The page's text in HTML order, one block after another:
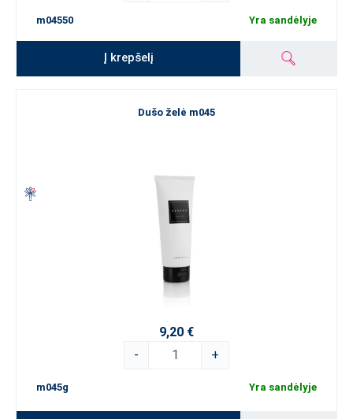
m04550 Yra sandėlyje
Į krepšelį
Dušo želė m045
9,20 €
-
+
m045g Yra sandėlyje